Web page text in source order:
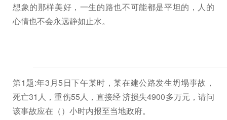
想象的那样美好，一生的路也不可能都是平坦的，人的
心情也不会永远静如止水。
第1题:年3月5日下午某时，某在建公路发生坍塌事故，
死亡31人，重伤55人，直接经 济损失4900多万元，请问
该事故应在（）小时内报至当地政府。